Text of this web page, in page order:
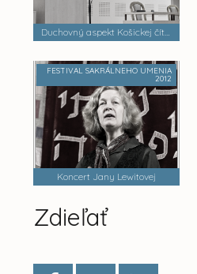
Duchovný aspekt Košickej čítanky
FESTIVAL SAKRÁLNEHO UMENIA
2012
Koncert Jany Lewitovej
Zdieľať